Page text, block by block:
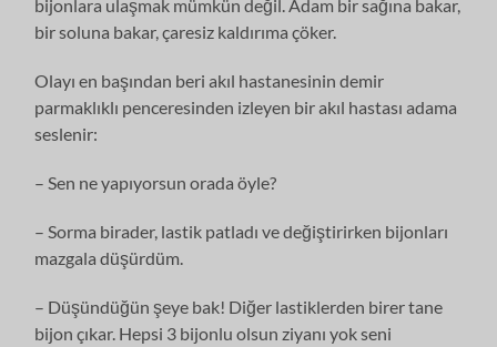
bijonlara ulaşmak mümkün değil. Adam bir sağına bakar,
bir soluna bakar, çaresiz kaldırıma çöker.
Olayı en başından beri akıl hastanesinin demir
parmaklıklı penceresinden izleyen bir akıl hastası adama
seslenir:
– Sen ne yapıyorsun orada öyle?
– Sorma birader, lastik patladı ve değiştirirken bijonları
mazgala düşürdüm.
– Düşündüğün şeye bak! Diğer lastiklerden birer tane
bijon çıkar. Hepsi 3 bijonlu olsun ziyanı yok seni